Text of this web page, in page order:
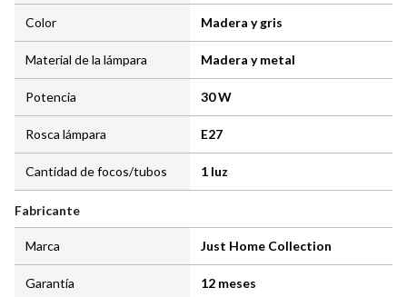
Color Madera y gris
Material de la lámpara Madera y metal
Potencia 30 W
Rosca lámpara E27
Cantidad de focos/tubos 1 luz
Fabricante
Marca Just Home Collection
Garantía 12 meses